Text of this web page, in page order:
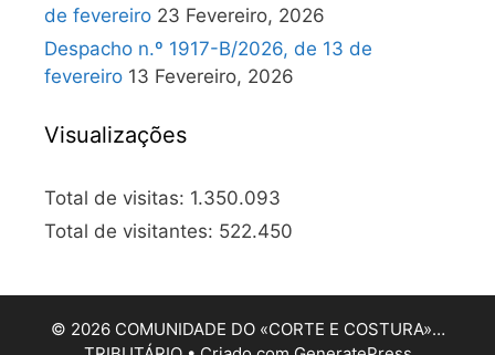
de fevereiro 23 Fevereiro, 2026
Despacho n.º 1917-B/2026, de 13 de
fevereiro 13 Fevereiro, 2026
Visualizações
Total de visitas: 1.350.093
Total de visitantes: 522.450
© 2026 COMUNIDADE DO «CORTE E COSTURA»…